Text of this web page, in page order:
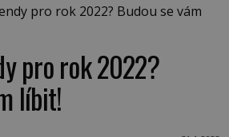
pro rok 2022? Budou se vám
pro rok 2022?
líbit!